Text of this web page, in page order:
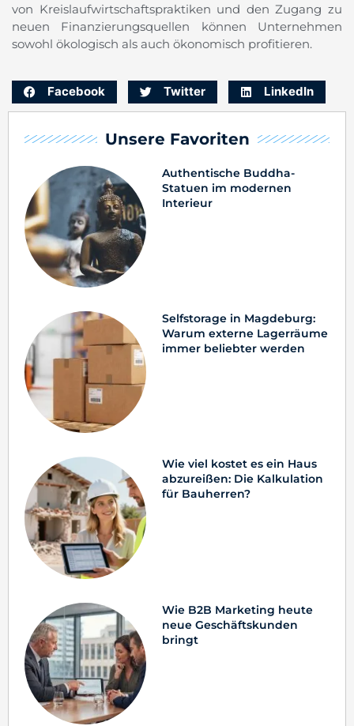
Unsere Favoriten
Authentische Buddha-
Statuen im modernen
Interieur
Selfstorage in Magdeburg:
Warum externe Lagerräume
immer beliebter werden
Wie viel kostet es ein Haus
abzureißen: Die Kalkulation
für Bauherren?
Wie B2B Marketing heute
neue Geschäftskunden
bringt
von Kreislaufwirtschaftspraktiken und den Zugang zu
neuen Finanzierungsquellen können Unternehmen
sowohl ökologisch als auch ökonomisch profitieren.
Facebook Twitter LinkedIn